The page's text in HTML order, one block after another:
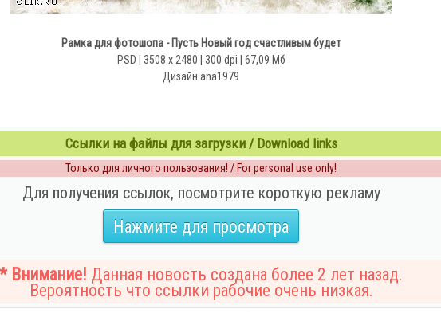
Рамка для фотошопа - Пусть Новый год счастливым будет
PSD | 3508 x 2480 | 300 dpi | 67,09 Мб
Дизайн аnа1979
Ссылки на файлы для загрузки / Download links
Только для личного пользования! / For personal use only!
Для получения ссылок, посмотрите короткую рекламу
Нажмите для просмотра
* Внимание! Данная новость создана более 2 лет назад.
Вероятность что ссылки рабочие очень низкая.